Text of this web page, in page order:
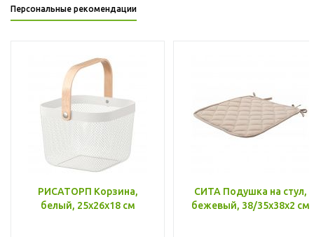
Персональные рекомендации
РИСАТОРП Корзина,
белый, 25x26x18 см
СИТА Подушка на стул,
бежевый, 38/35x38x2 см